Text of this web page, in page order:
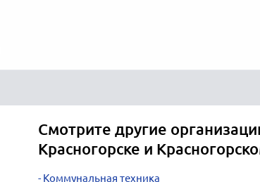
Смотрите другие
Красногорске и
Коммунальная техника